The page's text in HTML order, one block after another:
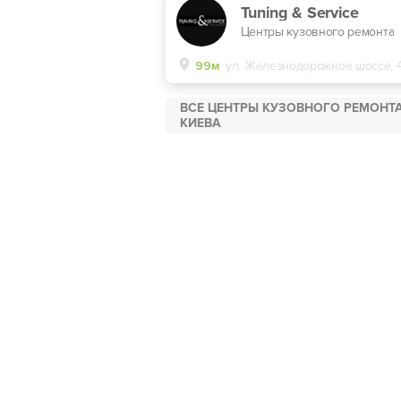
Tuning & Service
Центры кузовного ремонта
99м ул. Железнодорожное шоссе,
ВСЕ ЦЕНТРЫ КУЗОВНОГО
КИЕВА